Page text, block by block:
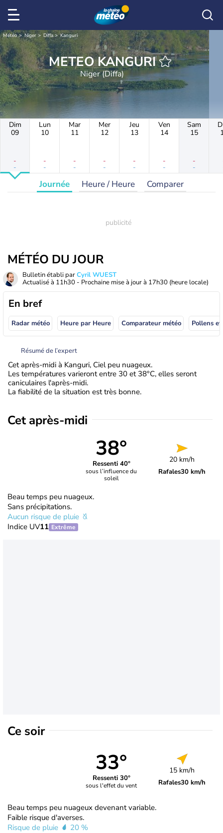
Météo Niger Diffa Kanguri
METEO KANGURI
Niger (Diffa)
Dim
09
-
-
Lun
10
-
-
Mar
11
-
-
Mer
12
-
-
Jeu
13
-
-
Ven
14
-
-
Sam
15
-
-
Journée Heure / Heure Comparer
MÉTÉO DU JOUR
Bulletin établi parCyril WUEST
Actualisé à 11h30 - Prochaine mise à jour à 17h30 (heure locale)
En bref
Radar météo Heure par Heure Comparateur météo Pollens
Résumé de l’expert
Cet après-midi à Kanguri, Ciel peu nuageux.
Les températures varieront entre 30 et 38°C, elles seront
caniculaires l'après-midi.
La fiabilité de la situation est très bonne.
Cet après-midi
38°
Ressenti 40°
sous l’influence du
soleil
20 km/h
Rafales30 km/h
Beau temps peu nuageux.
Sans précipitations.
Aucun risque de pluie
Indice UV11 Extrême
Ce soir
33°
Ressenti 30°
sous l'effet du vent
15 km/h
Rafales30 km/h
Beau temps peu nuageux devenant variable.
Faible risque d'averses.
Risque de pluie
20 %